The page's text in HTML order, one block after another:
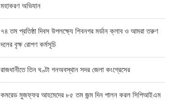
মহাকরণ অভিযান
৭৪ তম প্রতিষ্ঠা দিবস উপলক্ষ্যে শিবনগর মর্ডান ক্লাব ও আমরা তরুণ
দলের বৃক্ষ রোপণ কর্মসূচি
রাজধানীতে তিন ঘণ্টা গনঅবস্থান সদর জেলা কংগ্রেসের
কমরেড মুজফ্ফর আহমেদের ৮৫ তম জন্ম দিন পালন করল সিপিআইএম